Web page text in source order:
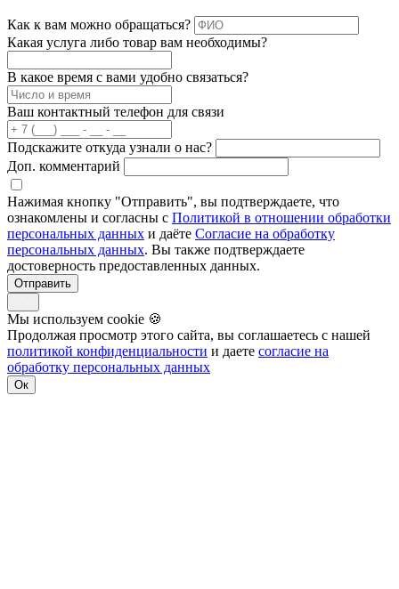
Как к вам можно обращаться?
Какая услуга либо товар вам необходимы?
В какое время с вами удобно связаться?
Ваш контактный телефон для связи
Подскажите откуда узнали о нас?
Доп. комментарий
Нажимая кнопку "Отправить", вы подтверждаете, что
ознакомлены и согласны с Политикой в отношении обработки
персональных данных и даёте Согласие на обработку
персональных данных. Вы также подтверждаете
достоверность предоставленных данных.
Отправить
Мы используем cookie 🍪
Продолжая просмотр этого сайта, вы соглашаетесь с нашей
политикой конфиденциальности и даете согласие на
обработку персональных данных
Ок